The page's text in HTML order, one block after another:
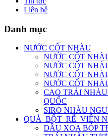
Liên hệ
Danh mục
NƯỚC CỐT NHÀU
NƯỚC CỐT
NƯỚC CỐT
NƯỚC CỐT
NƯỚC CỐT
CAO TRÁI
QUỐC
SIRO NHÀU
QUẢ_BỘT_RỄ_VIÊN
DẦU XOA BÓP